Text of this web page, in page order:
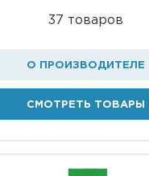
37 товаров
О ПРОИЗВОДИТЕЛЕ
СМОТРЕТЬ ТОВАРЫ